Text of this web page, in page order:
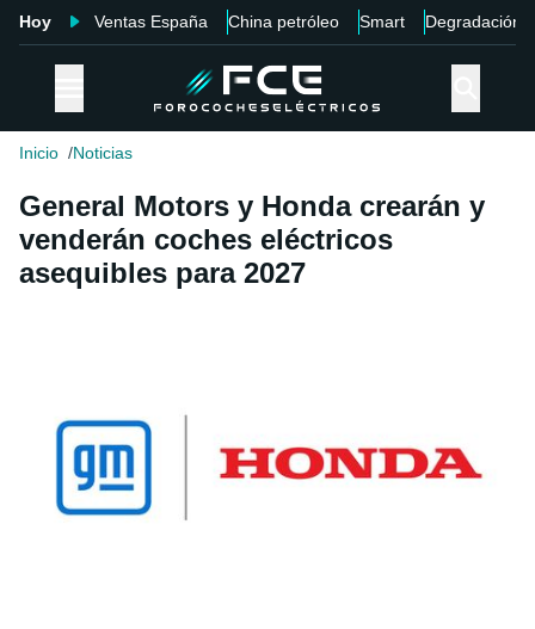
Hoy Ventas España China petróleo Smart Degradación
Inicio Noticias
General Motors y Honda crearán y
venderán coches eléctricos
asequibles para 2027